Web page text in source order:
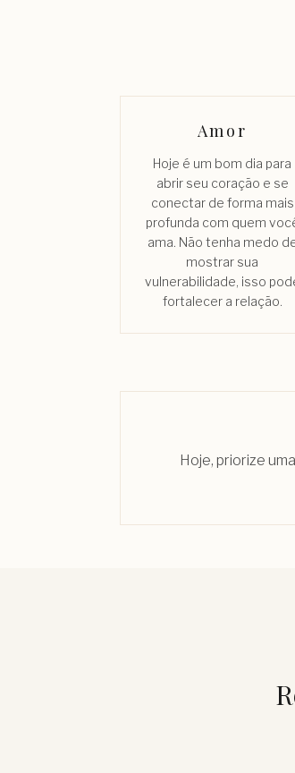
Amor
Hoje é um bom dia para
abrir seu coração e se
conectar de forma mais
profunda com quem
ama. Não tenha medo
mostrar sua
vulnerabilidade, isso
fortalecer a relação.
Hoje, priorize